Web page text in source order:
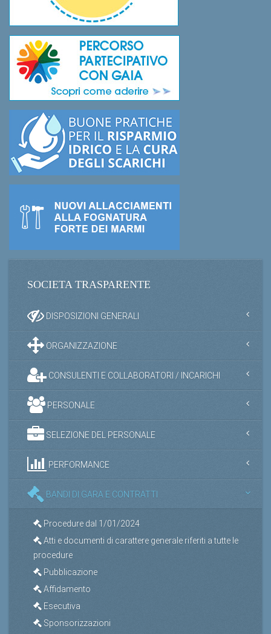
SOCIETA TRASPARENTE
DISPOSIZIONI GENERALI
ORGANIZZAZIONE
CONSULENTI E COLLABORATORI / INCARICHI
PERSONALE
SELEZIONE DEL PERSONALE
PERFORMANCE
BANDI DI GARA E CONTRATTI
Procedure dal 1/01/2024
Atti e documenti di carattere generale riferiti a tutte le
procedure
Pubblicazione
Affidamento
Esecutiva
Sponsorizzazioni